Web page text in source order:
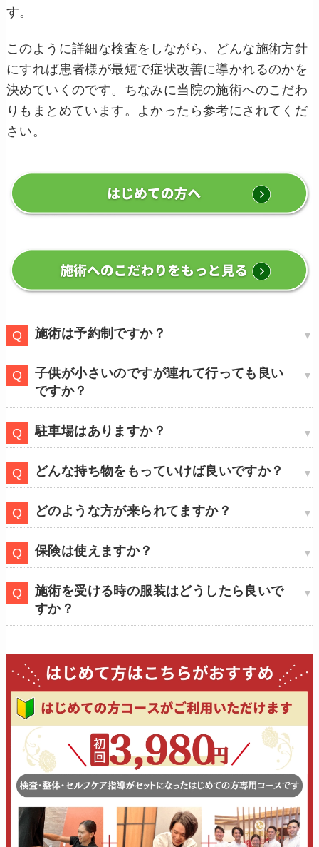
す。
このように詳細な検査をしながら、どんな施術方針
にすれば患者様が最短で症状改善に導かれるのかを
決めていくのです。ちなみに当院の施術へのこだわ
りもまとめています。よかったら参考にされてくだ
さい。
施術は予約制ですか？
子供が小さいのですが連れて行っても良い
ですか？
駐車場はありますか？
どんな持ち物をもっていけば良いですか？
どのような方が来られてますか？
保険は使えますか？
施術を受ける時の服装はどうしたら良いで
すか？